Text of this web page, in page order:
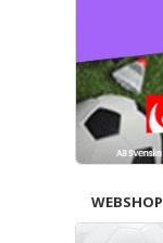
WEBSHOP